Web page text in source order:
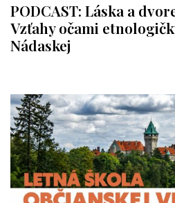
PODCAST: Láska a
Vzťahy očami
Nádaskej